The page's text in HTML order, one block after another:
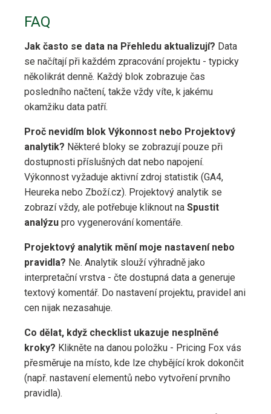
FAQ
Jak často se data na Přehledu aktualizují? Data
se načítají při každém zpracování projektu - typicky
několikrát denně. Každý blok zobrazuje čas
posledního načtení, takže vždy víte, k jakému
okamžiku data patří.
Proč nevidím blok Výkonnost nebo Projektový
analytik? Některé bloky se zobrazují pouze při
dostupnosti příslušných dat nebo napojení.
Výkonnost vyžaduje aktivní zdroj statistik (GA4,
Heureka nebo Zboží.cz). Projektový analytik se
zobrazí vždy, ale potřebuje kliknout na Spustit
analýzu pro vygenerování komentáře.
Projektový analytik mění moje nastavení nebo
pravidla? Ne. Analytik slouží výhradně jako
interpretační vrstva - čte dostupná data a generuje
textový komentář. Do nastavení projektu, pravidel ani
cen nijak nezasahuje.
Co dělat, když checklist ukazuje nesplněné
kroky? Klikněte na danou položku - Pricing Fox vás
přesměruje na místo, kde lze chybějící krok dokončit
(např. nastavení elementů nebo vytvoření prvního
pravidla).